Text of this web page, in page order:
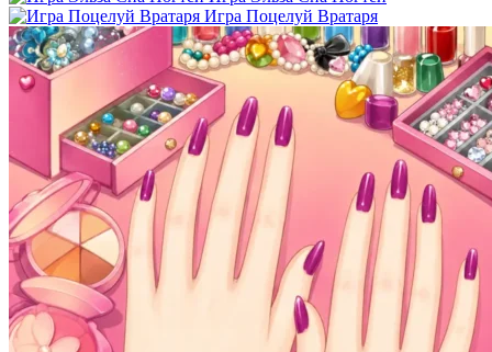
Игра Поцелуй Вратаря